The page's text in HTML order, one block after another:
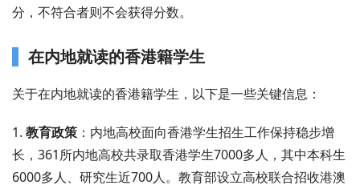
分，不符合者则不会获得分数。
在内地就读的香港籍学生
关于在内地就读的香港籍学生，以下是一些关键信息：
1. 教育政策 ：内地高校面向香港学生招生工作保持稳步增
长，361所内地高校共录取香港学生7000多人，其中本科生
6000多人、研究生近700人。教育部设立高校联合招收港澳